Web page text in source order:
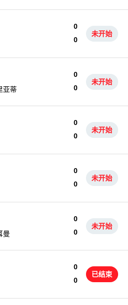
0
0
未开始
0
0
亚蒂
未开始
0
0
未开始
0
0
未开始
0
0
曼
未开始
0
0
已结束